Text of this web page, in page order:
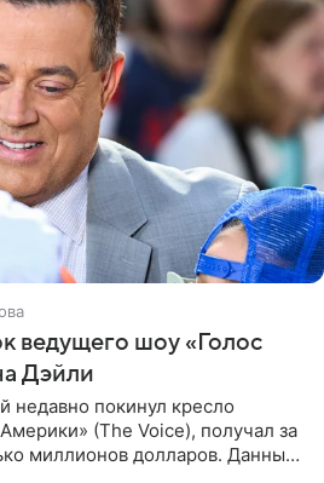
ведущего шоу «Голос
Дэйли
недавно покинул кресло
(The Voice), получал за
миллионов долларов. Данные